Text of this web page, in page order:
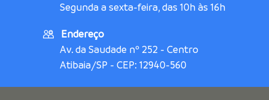
Segunda a sexta-feira, das 10h às 16h
Endereço
Av. da Saudade nº 252 - Centro
Atibaia/SP - CEP: 12940-560